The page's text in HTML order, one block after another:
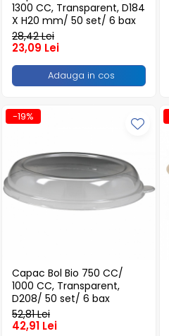
Detergenti Ultra-Concentrati
Articole Natur
Articole Natur + Albe
Boluri
Articole din Hartie
Catering
Hartie Copt
Hartie Impachetat
Naproane
Port Tacam
Accesorii
Tacamuri
Articole din Plastic PET
Mop Talpa
Mop-K
Produse din plastic
Spalatoare Inox/ Sarma
1300 CC, Transparent, D184
X H20 mm/ 50 set/ 6 bax
28,42 Lei
23,09 Lei
Adauga in cos
-19%
Capac Bol Bio 750 CC/
1000 CC, Transparent,
D208/ 50 set/ 6 bax
52,81 Lei
42,91 Lei